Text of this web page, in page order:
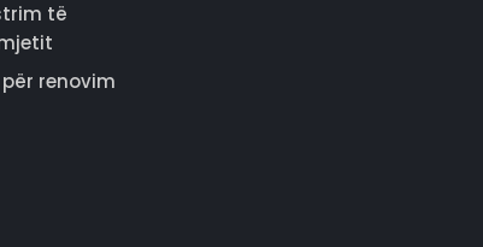
të
për renovim